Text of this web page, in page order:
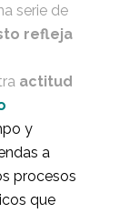
serie de
refleja
actitud
y
a
procesos
que